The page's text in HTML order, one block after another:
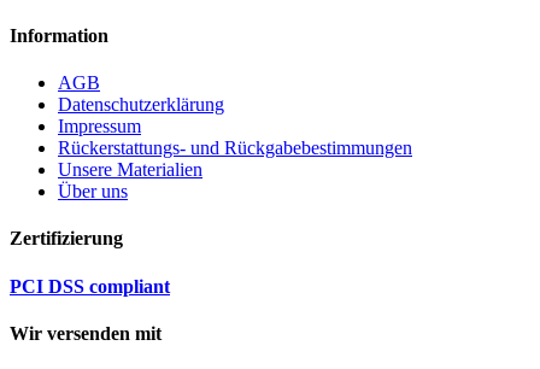
Information
AGB
Datenschutzerklärung
Impressum
Rückerstattungs- und Rückgabebestimmungen
Unsere Materialien
Über uns
Zertifizierung
PCI DSS compliant
Wir versenden mit